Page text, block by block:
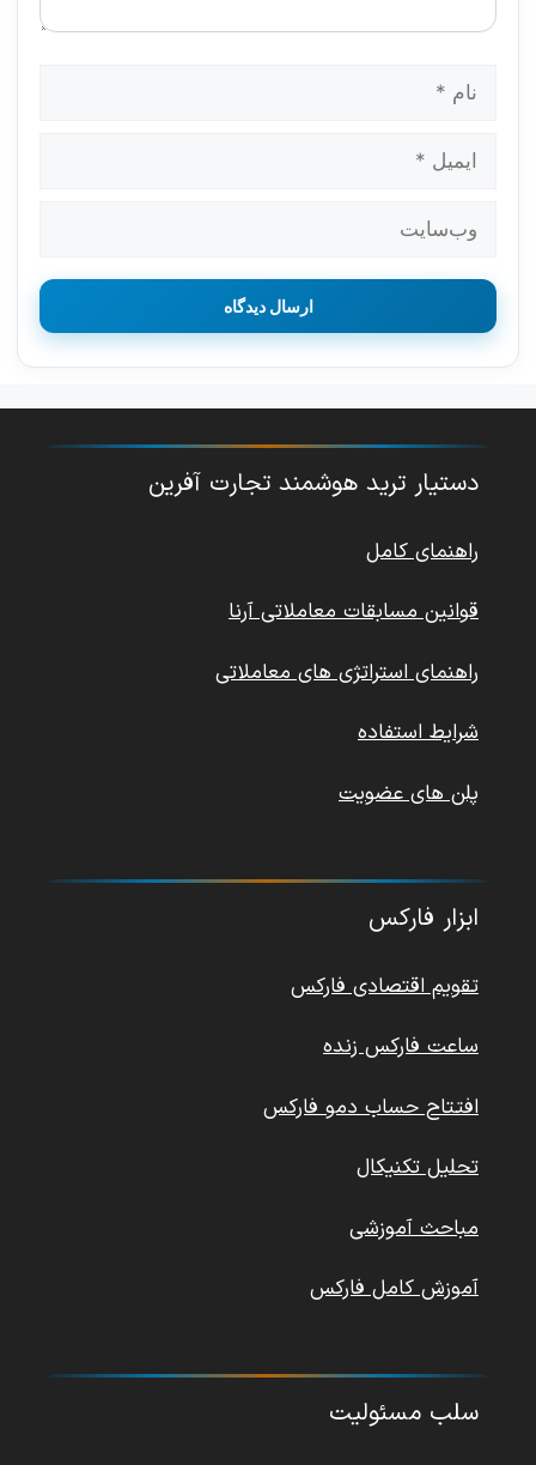
ایمیل
وب‌سایت
دستیار ترید هوشمند تجارت آفرین
راهنمای کامل
قوانین مسابقات معاملاتی آرنا
راهنمای استراتژی های معاملاتی
شرایط استفاده
پلن های عضویت
ابزار فارکس
تقویم اقتصادی فارکس
ساعت فارکس زنده
افتتاح حساب دمو فارکس
تحلیل تکنیکال
مباحث آموزشی
آموزش کامل فارکس
سلب مسئولیت